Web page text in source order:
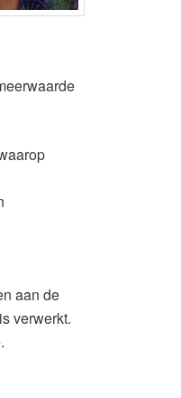
aan de
verwerkt.